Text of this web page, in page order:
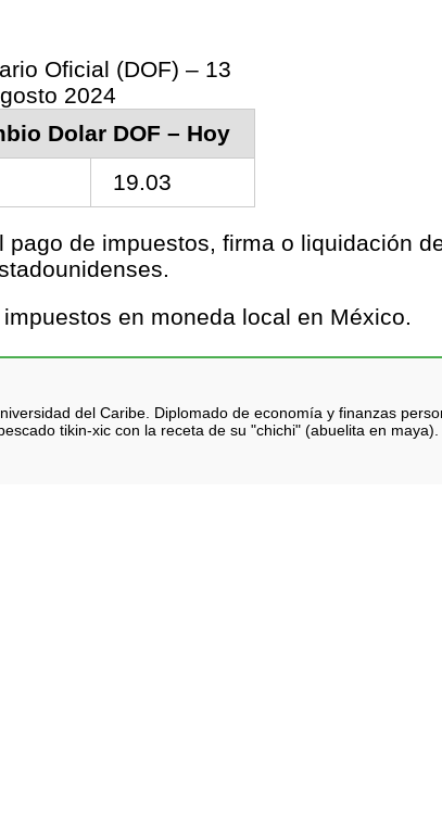
Oficial (DOF) – 13
2024
Dolar DOF – Hoy
19.03
de impuestos, firma o liquidación
en moneda local en México.
del Caribe. Diplomado de economía y finanzas
tikin-xic con la receta de su "chichi" (abuelita en